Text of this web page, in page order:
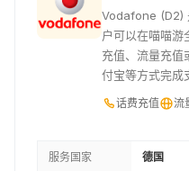
Vodafone (D2)
户可以在喵喵
充值、流量充值
付宝等方式完成
话费充值 流
服务国家 德国